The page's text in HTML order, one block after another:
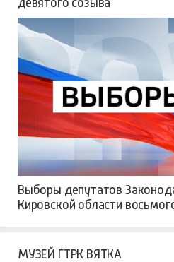
Выборы депутатов
Кировской области
МУЗЕЙ ГТРК ВЯТКА